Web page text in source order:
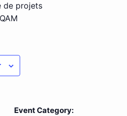
de projets
Event Category: